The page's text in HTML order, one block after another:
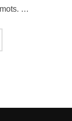
mots. …